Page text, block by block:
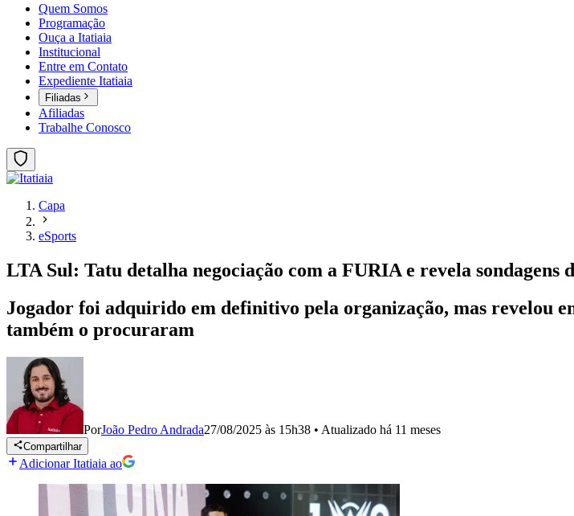
Quem Somos
Programação
Ouça a Itatiaia
Institucional
Entre em Contato
Expediente Itatiaia
Filiadas
Afiliadas
Trabalhe Conosco
Capa
eSports
LTA Sul: Tatu detalha negociação com a FURIA e revela sondagens
Jogador foi adquirido em definitivo pela organização, mas revelou
também o procuraram
PorJoão Pedro Andrada27/08/2025 às 15h38 • Atualizado há 11 meses
Compartilhar
Adicionar Itatiaia ao